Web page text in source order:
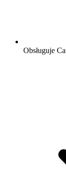
Obsługuje